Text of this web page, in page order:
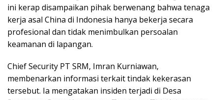
ini kerap disampaikan pihak berwenang bahwa tenaga
kerja asal China di Indonesia hanya bekerja secara
profesional dan tidak menimbulkan persoalan
keamanan di lapangan.
Chief Security PT SRM, Imran Kurniawan,
membenarkan informasi terkait tindak kekerasan
tersebut. Ia mengatakan insiden terjadi di Desa